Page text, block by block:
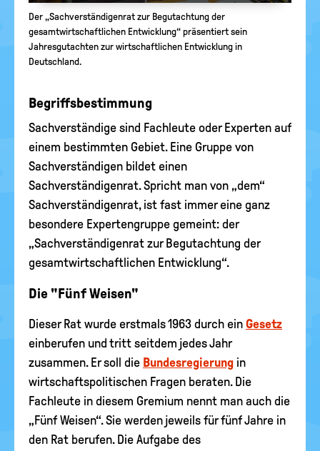
Der „Sachverständigenrat zur Begutachtung der
gesamtwirtschaftlichen Entwicklung“ präsentiert sein
Jahresgutachten zur wirtschaftlichen Entwicklung in
Deutschland.
Begriffsbestimmung
Sachverständige sind Fachleute oder Experten auf
einem bestimmten Gebiet. Eine Gruppe von
Sachverständigen bildet einen
Sachverständigenrat. Spricht man von „dem“
Sachverständigenrat, ist fast immer eine ganz
besondere Expertengruppe gemeint: der
„Sachverständigenrat zur Begutachtung der
gesamtwirtschaftlichen Entwicklung“.
Die "Fünf Weisen"
Dieser Rat wurde erstmals 1963 durch ein Gesetz
einberufen und tritt seitdem jedes Jahr
zusammen. Er soll die Bundesregierung in
wirtschaftspolitischen Fragen beraten. Die
Fachleute in diesem Gremium nennt man auch die
„Fünf Weisen“. Sie werden jeweils für fünf Jahre in
den Rat berufen. Die Aufgabe des